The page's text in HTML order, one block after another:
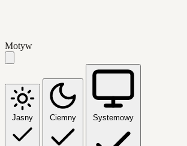
Motyw
Jasny Ciemny Systemowy